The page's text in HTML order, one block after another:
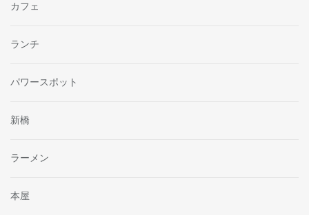
カフェ
ランチ
パワースポット
新橋
ラーメン
本屋